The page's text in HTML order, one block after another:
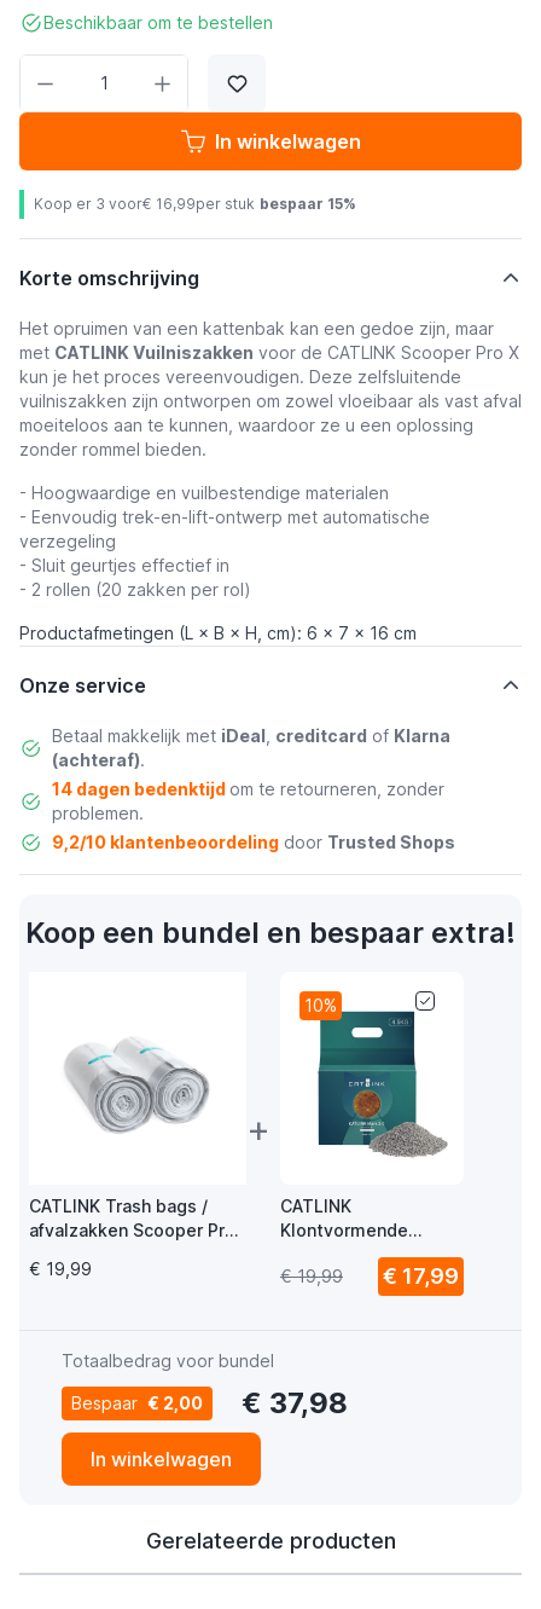
Beschikbaar om te bestellen
In winkelwagen
Koop er 3 voor€ 16,99per stuk bespaar 15%
Korte omschrijving
Het opruimen van een kattenbak kan een gedoe zijn, maar
met CATLINK Vuilniszakken voor de CATLINK Scooper Pro X
kun je het proces vereenvoudigen. Deze zelfsluitende
vuilniszakken zijn ontworpen om zowel vloeibaar als vast afval
moeiteloos aan te kunnen, waardoor ze u een oplossing
zonder rommel bieden.
- Hoogwaardige en vuilbestendige materialen
- Eenvoudig trek-en-lift-ontwerp met automatische
verzegeling
- Sluit geurtjes effectief in
- 2 rollen (20 zakken per rol)
Productafmetingen (L × B × H, cm): 6 x 7 x 16 cm
Onze service
Betaal makkelijk met iDeal creditcard of Klarna
(achteraf).
14 dagen bedenktijd om te retourneren, zonder
problemen.
9,2/10 klantenbeoordelingdoor Trusted Shops
Koop een bundel en bespaar extra!
CATLINK Trash bags /
afvalzakken Scooper Pro
€ 19,99
+
10%
CATLINK
Klontvormende
kattenbakvulling
Mars 2.0 - Bentonite
€ 19,99 € 17,99
Totaalbedrag voor bundel
Bespaar € 2,00 € 37,98
In winkelwagen
Gerelateerde producten